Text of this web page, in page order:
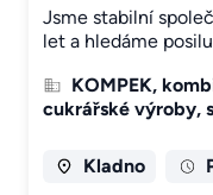
Jsme stabilní
let a hledáme
KOMPEK,
cukrářské výroby,
Kladno